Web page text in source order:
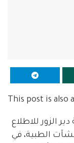
This post is also
الزور للاطلاع
الطبية، في